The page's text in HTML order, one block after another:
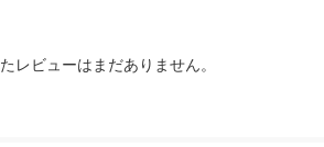
レビューはまだありません。